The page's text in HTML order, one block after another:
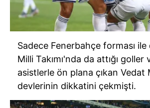
Sadece Fenerbahçe forması
Milli Takımı'nda da attığı goller
asistlerle ön plana çıkan Vedat
devlerinin dikkatini çekmişti.